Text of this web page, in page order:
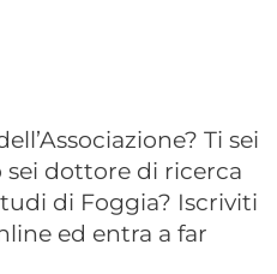
Ti sei
dottore di ricerca
di Foggia? Iscriviti
ed entra a far